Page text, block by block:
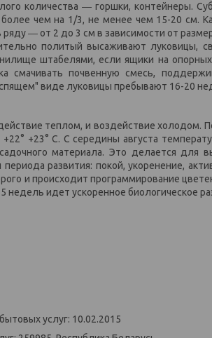
количества ― горшки, контейнеры.
чем на 1/3, не менее чем 15-20 см.
― от 2 до 3 см в зависимости от
политый высаживают луковицы,
штабелями, если ящики на
смачивать почвенную смесь,
виде луковицы пребывают 16-20
теплом, и воздействие холодом.
+23° С. С середины августа
материала. Это делается для
развития: покой, укоренение,
и происходит программирование
недель идет ускоренное биологическое
услуг: 10.02.2015